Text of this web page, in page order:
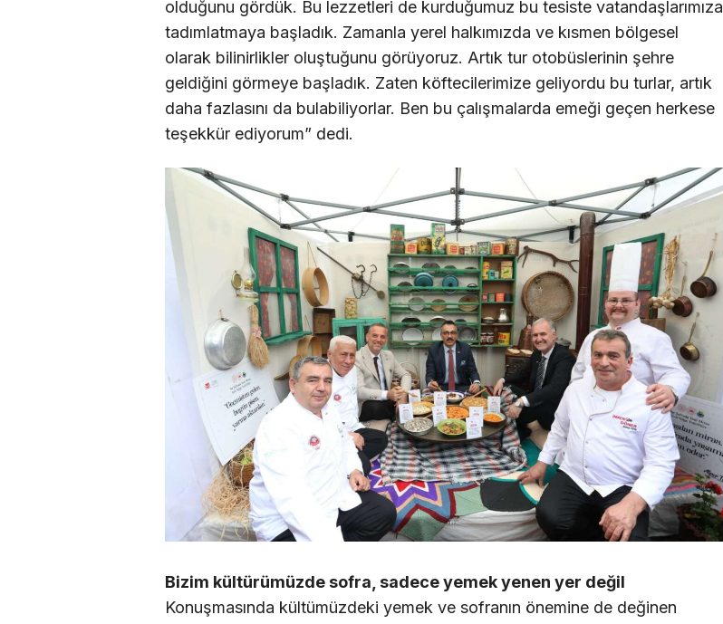
olduğunu gördük. Bu lezzetleri de kurduğumuz bu tesiste vatandaşlarımıza
tadımlatmaya başladık. Zamanla yerel halkımızda ve kısmen bölgesel
olarak bilinirlikler oluştuğunu görüyoruz. Artık tur otobüslerinin şehre
geldiğini görmeye başladık. Zaten köftecilerimize geliyordu bu turlar, artık
daha fazlasını da bulabiliyorlar. Ben bu çalışmalarda emeği geçen herkese
teşekkür ediyorum” dedi.
Bizim kültürümüzde sofra, sadece yemek yenen yer değil
Konuşmasında kültümüzdeki yemek ve sofranın önemine de değinen